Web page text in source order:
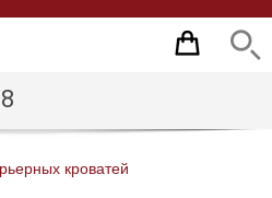
кроватей